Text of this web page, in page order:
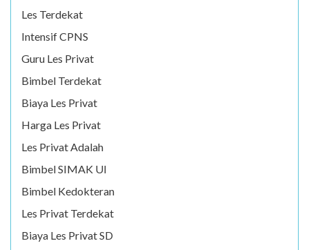
Les Terdekat
Intensif CPNS
Guru Les Privat
Bimbel Terdekat
Biaya Les Privat
Harga Les Privat
Les Privat Adalah
Bimbel SIMAK UI
Bimbel Kedokteran
Les Privat Terdekat
Biaya Les Privat SD